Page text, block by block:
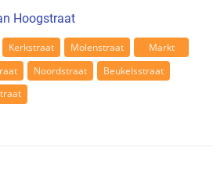
Hoogstraat
Kerkstraat Molenstraat
Markt
Noordstraat
Beukelsstraat